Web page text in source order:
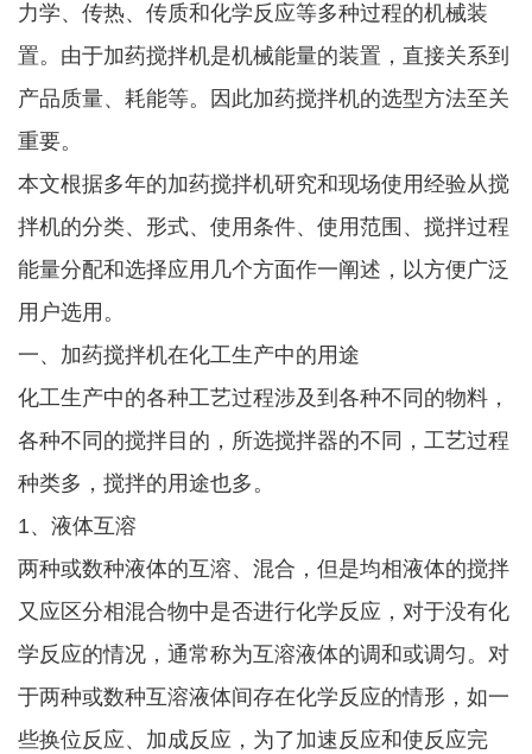
力学、传热、传质和化学反应等多种过程的机械装
置。由于加药搅拌机是机械能量的装置，直接关系到
产品质量、耗能等。因此加药搅拌机的选型方法至关
重要。
本文根据多年的加药搅拌机研究和现场使用经验从搅
拌机的分类、形式、使用条件、使用范围、搅拌过程
能量分配和选择应用几个方面作一阐述，以方便广泛
用户选用。
一、加药搅拌机在化工生产中的用途
化工生产中的各种工艺过程涉及到各种不同的物料，
各种不同的搅拌目的，所选搅拌器的不同，工艺过程
种类多，搅拌的用途也多。
1、液体互溶
两种或数种液体的互溶、混合，但是均相液体的搅拌
又应区分相混合物中是否进行化学反应，对于没有化
学反应的情况，通常称为互溶液体的调和或调匀。对
于两种或数种互溶液体间存在化学反应的情形，如一
些换位反应、加成反应，为了加速反应和使反应完